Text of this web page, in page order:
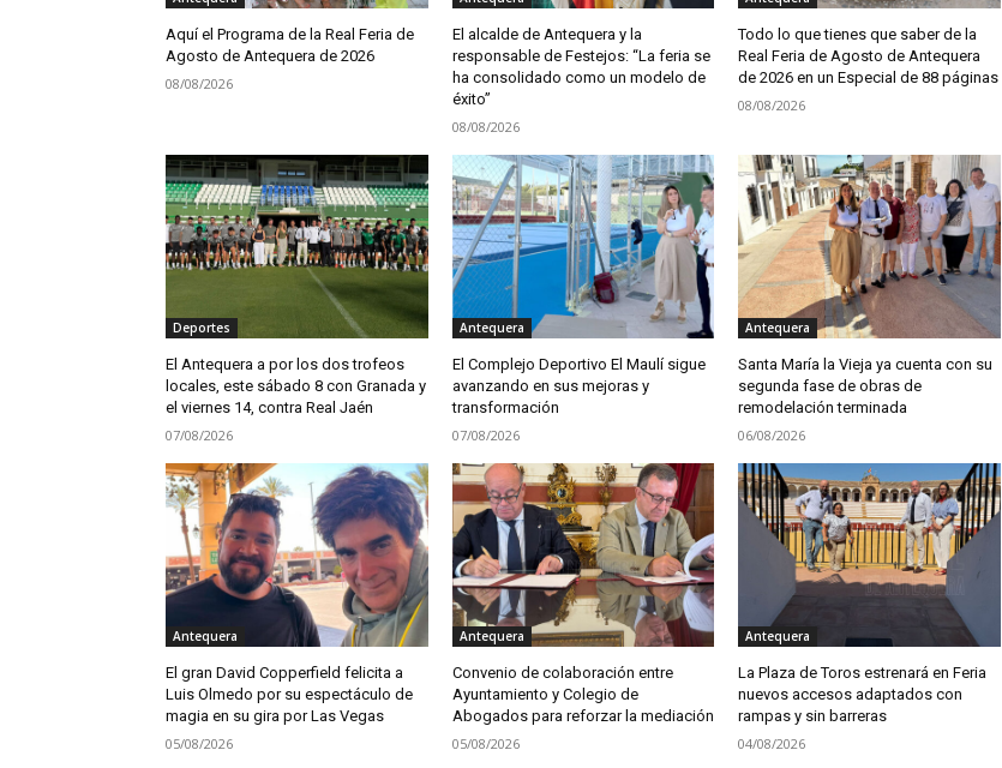
Aquí el Programa de la Real Feria de
Agosto de Antequera de 2026
08/08/2026
El alcalde de Antequera y la
responsable de Festejos: “La feria se
ha consolidado como un modelo de
éxito”
08/08/2026
Todo lo que tienes que saber de la
Real Feria de Agosto de Antequera
de 2026 en un Especial de 88 páginas
08/08/2026
Deportes
El Antequera a por los dos trofeos
locales, este sábado 8 con Granada y
el viernes 14, contra Real Jaén
07/08/2026
Antequera
El Complejo Deportivo El Maulí sigue
avanzando en sus mejoras y
transformación
07/08/2026
Antequera
Santa María la Vieja ya cuenta con su
segunda fase de obras de
remodelación terminada
06/08/2026
Antequera
El gran David Copperfield felicita a
Luis Olmedo por su espectáculo de
magia en su gira por Las Vegas
05/08/2026
Antequera
Convenio de colaboración entre
Ayuntamiento y Colegio de
Abogados para reforzar la mediación
05/08/2026
Antequera
La Plaza de Toros estrenará en Feria
nuevos accesos adaptados con
rampas y sin barreras
04/08/2026